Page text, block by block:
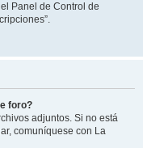
Panel de Control de
foro?
adjuntos. Si no está
comuníquese con La